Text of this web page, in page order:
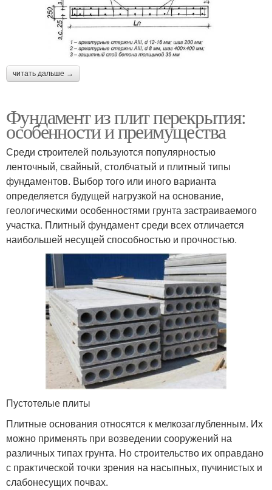
читать дальше →
Фундамент из плит перекрытия:
особенности и преимущества
Среди строителей пользуются популярностью
ленточный, свайный, столбчатый и плитный типы
фундаментов. Выбор того или иного варианта
определяется будущей нагрузкой на основание,
геологическими особенностями грунта застраиваемого
участка. Плитный фундамент среди всех отличается
наибольшей несущей способностью и прочностью.
Пустотелые плиты
Плитные основания относятся к мелкозаглубленным. Их
можно применять при возведении сооружений на
различных типах грунта. Но строительство их оправдано
с практической точки зрения на насыпных, пучинистых и
слабонесущих почвах.